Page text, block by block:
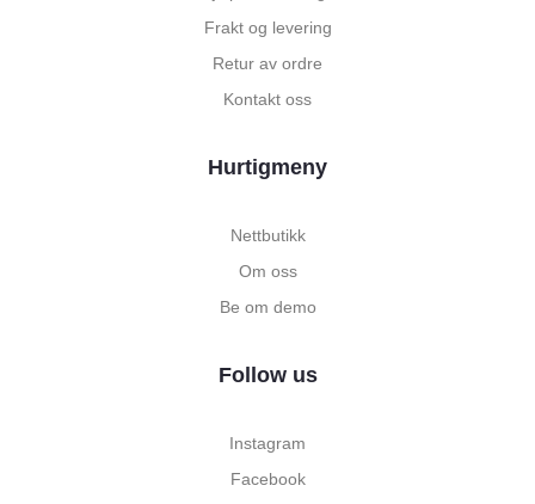
Frakt og levering
Retur av ordre
Kontakt oss
Hurtigmeny
Nettbutikk
Om oss
Be om demo
Follow us
Instagram
Facebook